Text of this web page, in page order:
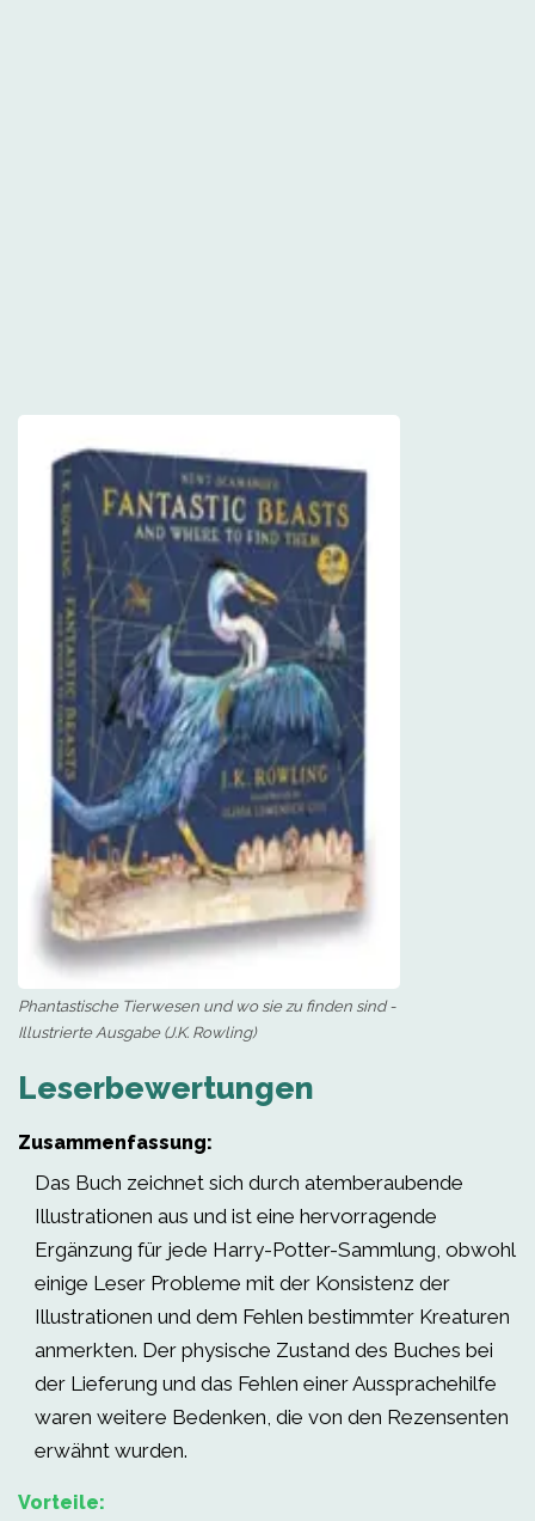
Phantastische Tierwesen und wo sie zu finden sind -
Illustrierte Ausgabe (J.K. Rowling)
Leserbewertungen
Zusammenfassung:
Das Buch zeichnet sich durch atemberaubende
Illustrationen aus und ist eine hervorragende
Ergänzung für jede Harry-Potter-Sammlung, obwohl
einige Leser Probleme mit der Konsistenz der
Illustrationen und dem Fehlen bestimmter Kreaturen
anmerkten. Der physische Zustand des Buches bei
der Lieferung und das Fehlen einer Aussprachehilfe
waren weitere Bedenken, die von den Rezensenten
erwähnt wurden.
Vorteile: